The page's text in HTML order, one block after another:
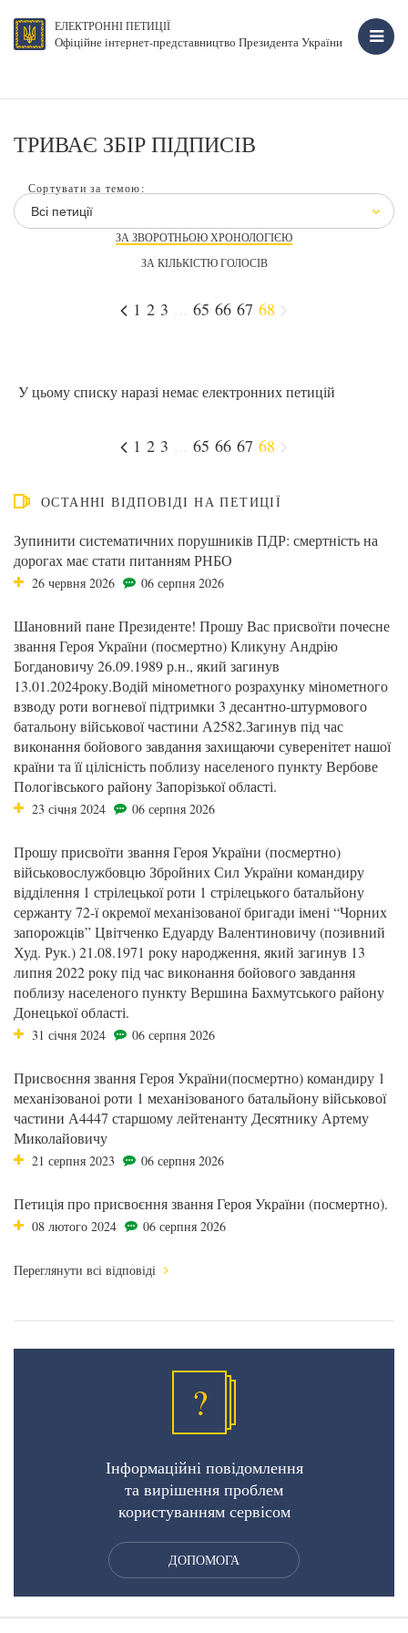
ЕЛЕКТРОННІ ПЕТИЦІЇ
Офіційне інтернет-представництво Президента України
ТРИВАЄ ЗБІР ПІДПИСІВ
Сортувати за темою:
Всі петиції
ЗА ЗВОРОТНЬОЮ ХРОНОЛОГІЄЮ
ЗА КІЛЬКІСТЮ ГОЛОСІВ
1 2 3 65 66 67 68
У цьому списку наразі немає електронних петицій
1 2 3 65 66 67 68
ОСТАННІ ВІДПОВІДІ НА ПЕТИЦІЇ
Зупинити систематичних порушників ПДР: смертність на
дорогах має стати питанням РНБО
26 червня 2026 06 серпня 2026
Шановний пане Президенте! Прошу Вас присвоїти почесне
звання Героя України (посмертно) Кликуну Андрію
Богдановичу 26.09.1989 р.н., який загинув
13.01.2024року.Водій мінометного розрахунку мінометного
взводу роти вогневої підтримки 3 десантно-штурмового
батальону військової частини А2582.Загинув під час
виконання бойового завдання захищаючи суверенітет нашої
країни та її цілісність поблизу населеного пункту Вербове
Пологівського району Запорізької області.
23 січня 2024 06 серпня 2026
Прошу присвоїти звання Героя України (посмертно)
військовослужбовцю Збройних Сил України командиру
відділення 1 стрілецької роти 1 стрілецького батальйону
сержанту 72-ї окремої механізованої бригади імені “Чорних
запорожців” Цвітченко Едуарду Валентиновичу (позивний
Худ. Рук.) 21.08.1971 року народження, який загинув 13
липня 2022 року під час виконання бойового завдання
поблизу населеного пункту Вершина Бахмутського району
Донецької області.
31 січня 2024 06 серпня 2026
Присвоєння звання Героя України(посмертно) командиру 1
механізованоі роти 1 механізованого батальйону військової
частини А4447 старшому лейтенанту Десятнику Артему
Миколайовичу
21 серпня 2023 06 серпня 2026
Петиція про присвоєння звання Героя України (посмертно).
08 лютого 2024 06 серпня 2026
Переглянути всі відповіді
?
Інформаційні повідомлення
та вирішення проблем
користуванням сервісом
ДОПОМОГА